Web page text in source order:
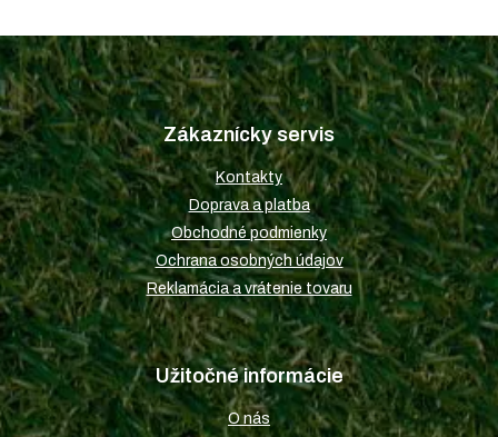
Z
á
p
ä
t
i
e
Zákaznícky servis
Kontakty
Doprava a platba
Obchodné podmienky
Ochrana osobných údajov
Reklamácia a vrátenie tovaru
Užitočné informácie
O nás